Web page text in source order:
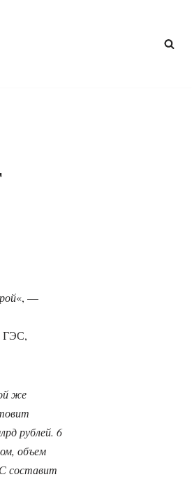
«, —
ГЭС,
же
рублей. 6
объем
составит